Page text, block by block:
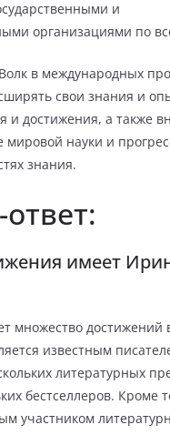
и
организациями по
в международных
свои знания и
и достижения, а также
мировой науки и
знания.
имеет
множество достижений
известным
литературных
бестселлеров. Кроме
участником